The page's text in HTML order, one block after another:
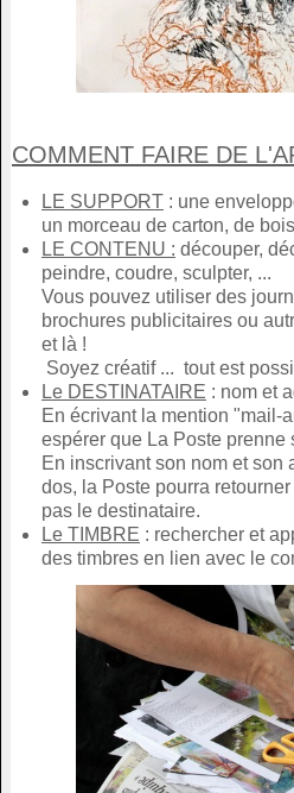
COMMENT FAIRE DE
LE SUPPORT : une
un morceau de carton, de
LE CONTENU : découper,
peindre, coudre, sculpter, ...
Vous pouvez utiliser des
brochures publicitaires ou
et là !
Soyez créatif ... tout est
Le DESTINATAIRE : nom et
En écrivant la mention "mail-
espérer que La Poste prenne
En inscrivant son nom et son
dos, la Poste pourra
pas le destinataire.
Le TIMBRE : rechercher et
des timbres en lien avec le